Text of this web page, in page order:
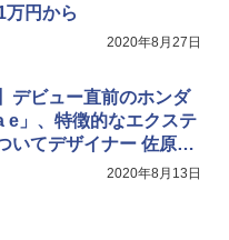
万円から
2020年8月27日
デビュー直前のホンダ
e」、特徴的なエクステ
いてデザイナー 佐原健
2020年8月13日